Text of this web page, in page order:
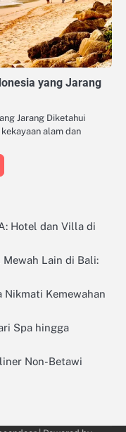
yang Jarang
Jarang Diketahui
alam dan
Hotel dan Villa di
Mewah Lain di Bali:
Nikmati Kemewahan
Spa hingga
Non-Betawi